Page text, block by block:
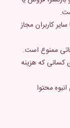
کاربران مجاز
ممنوع است.
کسانی که هزینه
محتوا